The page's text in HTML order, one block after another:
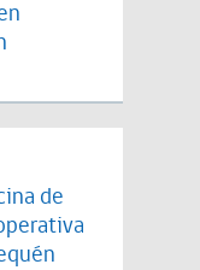
de